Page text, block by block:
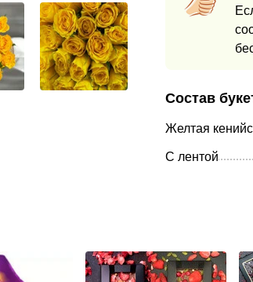
Состав
Желтая
С лентой